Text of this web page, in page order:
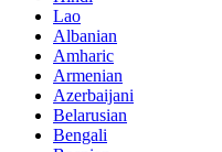
Lao
Albanian
Amharic
Armenian
Azerbaijani
Belarusian
Bengali